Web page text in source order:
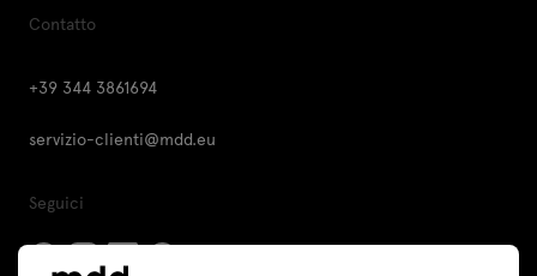
Contatto
+39 344 3861694
servizio-clienti@mdd.eu
Seguici